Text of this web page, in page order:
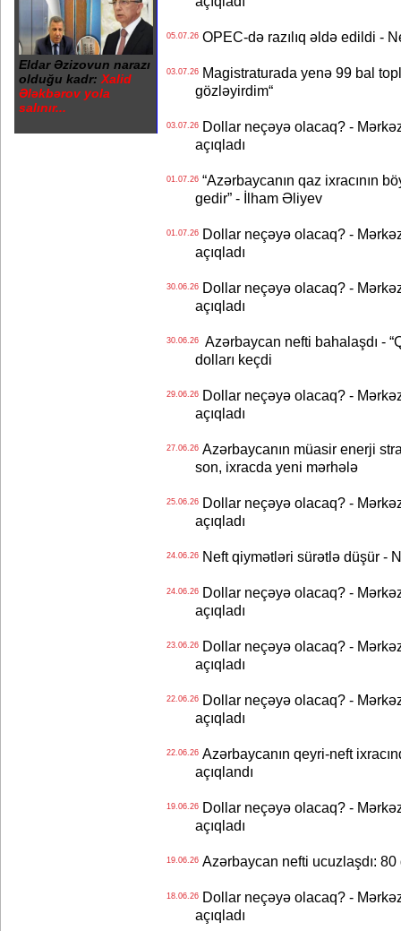
Eldar Əzizovun narazı
olduğu kadr: Xalid
Ələkbərov yola
salınır...
05.07.26OPEC-də razılıq əldə edildi -
03.07.26Magistraturada yenə 99 bal
gözləyirdim“
03.07.26Dollar neçəyə olacaq? -
açıqladı
01.07.26“Azərbaycanın qaz ixracının
gedir” - İlham Əliyev
01.07.26Dollar neçəyə olacaq? -
açıqladı
30.06.26Dollar neçəyə olacaq? -
açıqladı
30.06.26Azərbaycan nefti bahalaşdı -
dolları keçdi
29.06.26Dollar neçəyə olacaq? -
açıqladı
27.06.26Azərbaycanın müasir enerji
son, ixracda yeni mərhələ
25.06.26Dollar neçəyə olacaq? -
açıqladı
24.06.26Neft qiymətləri sürətlə düşür -
24.06.26Dollar neçəyə olacaq? -
açıqladı
23.06.26Dollar neçəyə olacaq? -
açıqladı
22.06.26Dollar neçəyə olacaq? -
açıqladı
22.06.26Azərbaycanın qeyri-neft
açıqlandı
19.06.26Dollar neçəyə olacaq? -
açıqladı
19.06.26Azərbaycan nefti ucuzlaşdı: 80
18.06.26Dollar neçəyə olacaq? -
açıqladı